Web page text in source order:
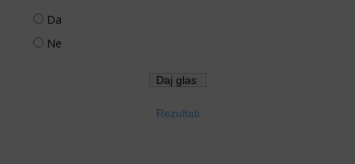
Da
Ne
Rezultati